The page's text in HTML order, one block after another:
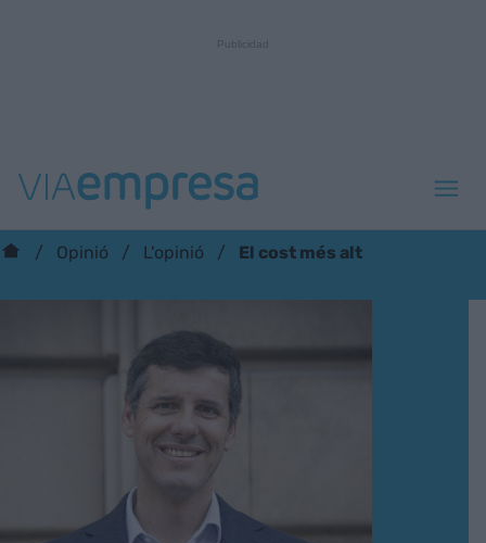
Opinió L'opinió El cost més alt